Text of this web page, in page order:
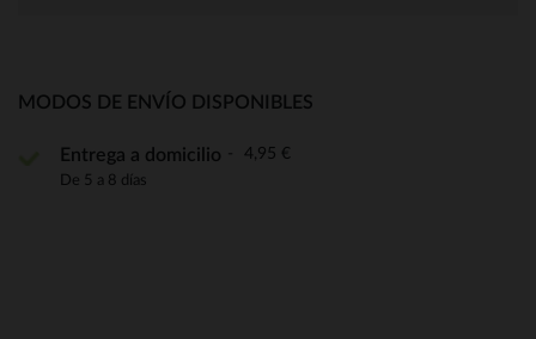
MODOS DE ENVÍO DISPONIBLES
Entrega a domicilio 4,95 €
De 5 a 8 días